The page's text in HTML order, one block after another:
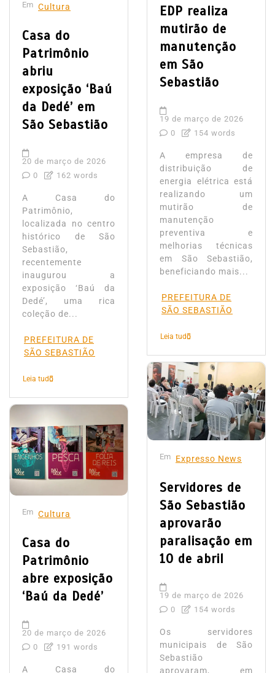
Em Cultura
Casa do
Patrimônio
abriu
exposição ‘Baú
da Dedé’ em
São Sebastião
20 de março de 2026
0
162 words
A Casa do
Patrimônio,
localizada no centro
histórico de São
Sebastião,
recentemente
inaugurou a
exposição ‘Baú da
Dedé’, uma rica
coleção de...
PREFEITURA DE
SÃO SEBASTIÃO
Leia tudo
Em Cultura
Casa do
Patrimônio
abre exposição
‘Baú da Dedé’
20 de março de 2026
0
191 words
A Casa do
EDP realiza
mutirão de
manutenção
em São
Sebastião
19 de março de 2026
0
154 words
A empresa de
distribuição de
energia elétrica está
realizando um
mutirão de
manutenção
preventiva e
melhorias técnicas
em São Sebastião,
beneficiando mais...
PREFEITURA DE
SÃO SEBASTIÃO
Leia tudo
Em Expresso News
Servidores de
São Sebastião
aprovarão
paralisação em
10 de abril
19 de março de 2026
0
154 words
Os servidores
municipais de São
Sebastião